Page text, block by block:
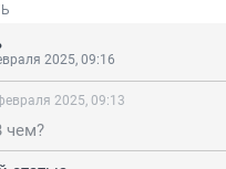
2025, 09:16
2025, 09:13
чем?